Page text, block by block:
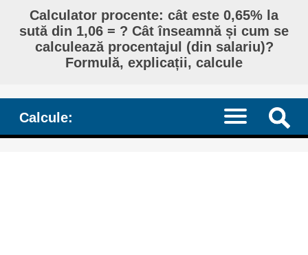
Calculator procente: cât este 0,65% la
sută din 1,06 = ? Cât înseamnă și cum se
calculează procentajul (din salariu)?
Formulă, explicații, calcule
Calcule: